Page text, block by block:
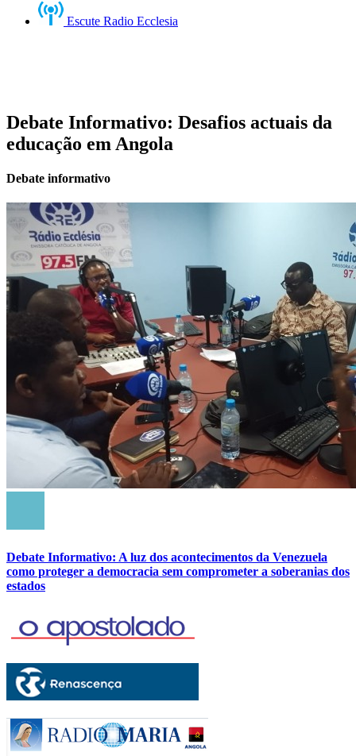
Escute Radio Ecclesia
Debate Informativo: Desafios actuais da
educação em Angola
Debate informativo
Debate Informativo: A luz dos acontecimentos da Venezuela
como proteger a democracia sem comprometer a soberanias dos
estados